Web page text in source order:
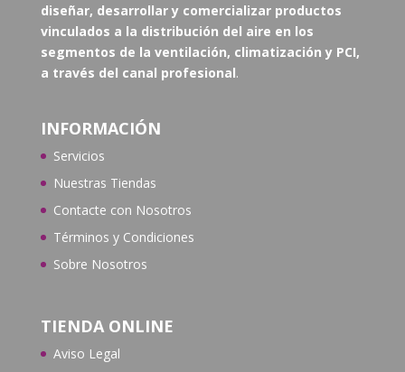
diseñar, desarrollar y comercializar productos
vinculados a la distribución del aire en los
segmentos de la ventilación, climatización y PCI,
a través del canal profesional.
INFORMACIÓN
Servicios
Nuestras Tiendas
Contacte con Nosotros
Términos y Condiciones
Sobre Nosotros
TIENDA ONLINE
Aviso Legal